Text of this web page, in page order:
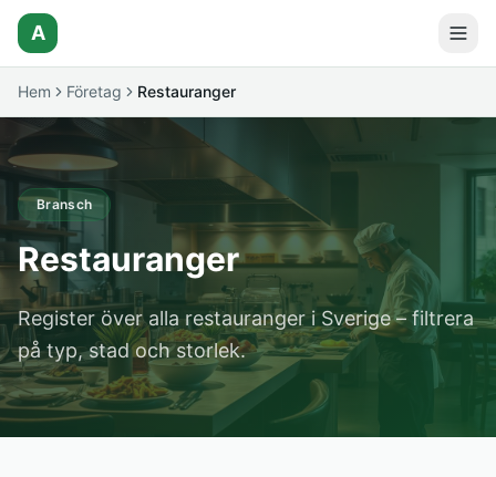
A
Hem Företag Restauranger
Bransch
Restauranger
Register över alla restauranger i Sverige – filtrera
på typ, stad och storlek.